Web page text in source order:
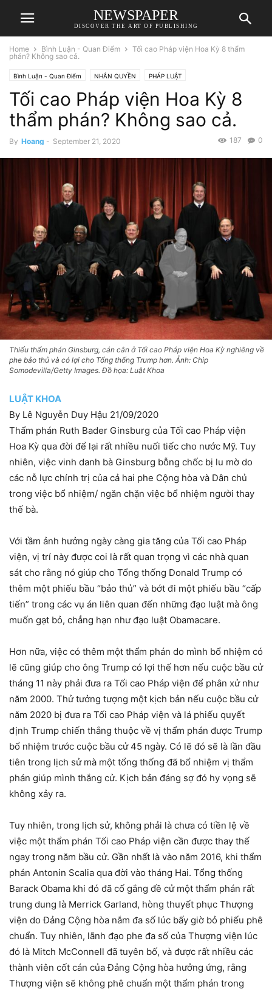
NEWSPAPER
DISCOVER THE ART OF PUBLISHING
Home Bình Luận - Quan Điểm
Tối cao Pháp viện Hoa Kỳ 8 thẩm
phán? Không sao cả.
Bình Luận - Quan Điểm NHÂN QUYỀN PHÁP LUẬT
Tối cao Pháp viện Hoa Kỳ 8
thẩm phán? Không sao cả.
By Hoang - September 21, 2020 0
187
Thiếu thẩm phán Ginsburg, cán cân ở Tối cao Pháp viện Hoa Kỳ nghiêng về
phe bảo thủ và có lợi cho Tổng thống Trump hơn. Ảnh: Chip
Somodevilla/Getty Images. Đồ họa: Luật Khoa
LUẬT KHOA
By Lê Nguyễn Duy Hậu 21/09/2020
Thẩm phán Ruth Bader Ginsburg của Tối cao Pháp viện
Hoa Kỳ qua đời để lại rất nhiều nuối tiếc cho nước Mỹ. Tuy
nhiên, việc vinh danh bà Ginsburg bỗng chốc bị lu mờ do
các nỗ lực chính trị của cả hai phe Cộng hòa và Dân chủ
trong việc bổ nhiệm/ ngăn chặn việc bổ nhiệm người thay
thế bà.
Với tầm ảnh hưởng ngày càng gia tăng của Tối cao Pháp
viện, vị trí này được coi là rất quan trọng vì các nhà quan
sát cho rằng nó giúp cho Tổng thống Donald Trump có
thêm một phiếu bầu “bảo thủ” và bớt đi một phiếu bầu “cấp
tiến” trong các vụ án liên quan đến những đạo luật mà ông
muốn gạt bỏ, chẳng hạn như đạo luật Obamacare.
Hơn nữa, việc có thêm một thẩm phán do mình bổ nhiệm có
lẽ cũng giúp cho ông Trump có lợi thế hơn nếu cuộc bầu cử
tháng 11 này phải đưa ra Tối cao Pháp viện để phân xử như
năm 2000. Thử tưởng tượng một kịch bản nếu cuộc bầu cử
năm 2020 bị đưa ra Tối cao Pháp viện và lá phiếu quyết
định Trump chiến thắng thuộc về vị thẩm phán được Trump
bổ nhiệm trước cuộc bầu cử 45 ngày. Có lẽ đó sẽ là lần đầu
tiên trong lịch sử mà một tổng thống đã bổ nhiệm vị thẩm
phán giúp mình thắng cử. Kịch bản đáng sợ đó hy vọng sẽ
không xảy ra.
Tuy nhiên, trong lịch sử, không phải là chưa có tiền lệ về
việc một thẩm phán Tối cao Pháp viện cần được thay thế
ngay trong năm bầu cử. Gần nhất là vào năm 2016, khi thẩm
phán Antonin Scalia qua đời vào tháng Hai. Tổng thống
Barack Obama khi đó đã cố gắng đề cử một thẩm phán rất
trung dung là Merrick Garland, hòng thuyết phục Thượng
viện do Đảng Cộng hòa nắm đa số lúc bấy giờ bỏ phiếu phê
chuẩn. Tuy nhiên, lãnh đạo phe đa số của Thượng viện lúc
đó là Mitch McConnell đã tuyên bố, và được rất nhiều các
thành viên cốt cán của Đảng Cộng hòa hưởng ứng, rằng
Thượng viện sẽ không phê chuẩn một thẩm phán trong